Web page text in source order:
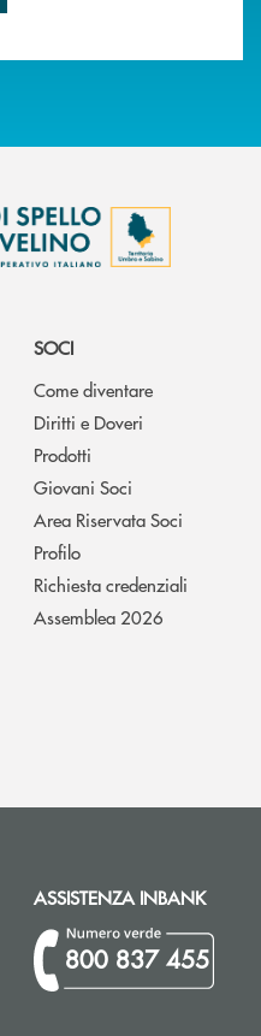
SOCI
Come diventare
Diritti e Doveri
Prodotti
Giovani Soci
Area Riservata Soci
Profilo
Richiesta credenziali
Assemblea 2026
una nuova finestra
finestra
ASSISTENZA INBANK
800 837 455